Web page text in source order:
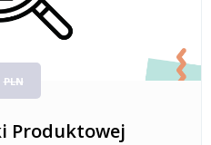
Produktowej
PLN